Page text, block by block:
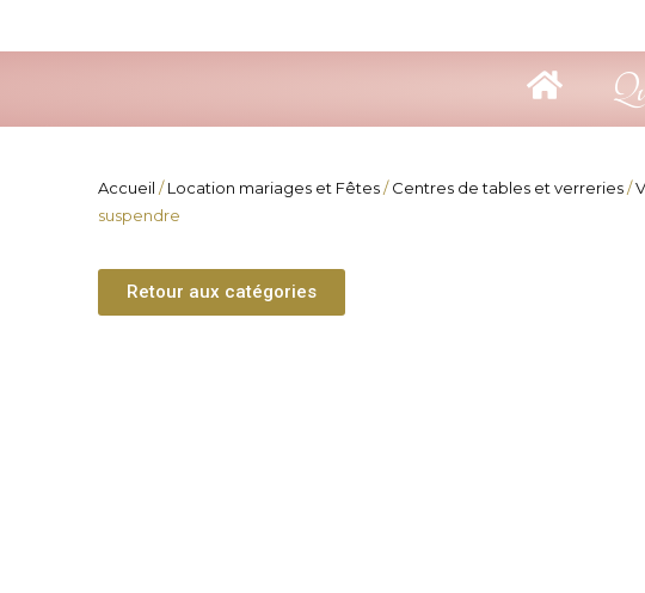
Accueil /Location mariages et Fêtes/Centres de tables et verreries/
suspendre
Retour aux catégories